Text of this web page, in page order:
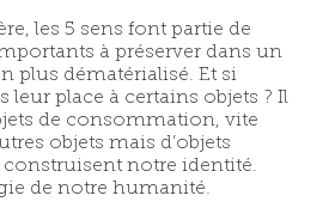
les 5 sens font partie de
à préserver dans un
plus dématérialisé. Et si
place à certains objets ? Il
de consommation, vite
objets mais d’objets
notre identité.
de notre humanité.